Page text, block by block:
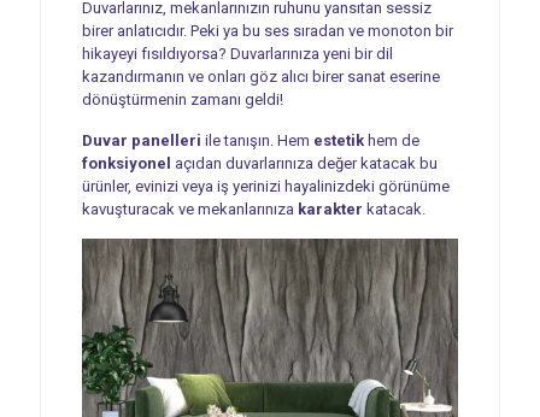
Duvarlarınız, mekanlarınızın ruhunu yansıtan sessiz
birer anlatıcıdır. Peki ya bu ses sıradan ve monoton bir
hikayeyi fısıldıyorsa? Duvarlarınıza yeni bir dil
kazandırmanın ve onları göz alıcı birer sanat eserine
dönüştürmenin zamanı geldi!
Duvar panelleri ile tanışın. Hem estetikhem de
fonksiyonel açıdan duvarlarınıza değer katacak bu
ürünler, evinizi veya iş yerinizi hayalinizdeki görünüme
kavuşturacak ve mekanlarınıza karakter katacak.